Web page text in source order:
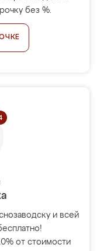
без %.
и всей
от стоимости